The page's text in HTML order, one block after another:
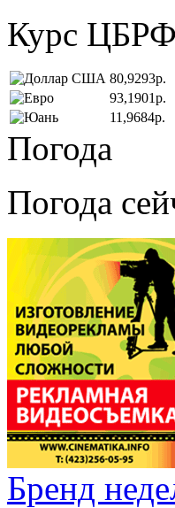
Курс
80,9293р.
93,1901р.
11,9684р.
Погода
Погода
Бренд